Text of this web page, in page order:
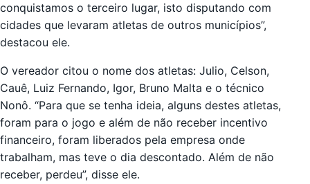
conquistamos o terceiro lugar, isto disputando com
cidades que levaram atletas de outros municípios”,
destacou ele.
O vereador citou o nome dos atletas: Julio, Celson,
Cauê, Luiz Fernando, Igor, Bruno Malta e o técnico
Nonô. “Para que se tenha ideia, alguns destes atletas,
foram para o jogo e além de não receber incentivo
financeiro, foram liberados pela empresa onde
trabalham, mas teve o dia descontado. Além de não
receber, perdeu”, disse ele.